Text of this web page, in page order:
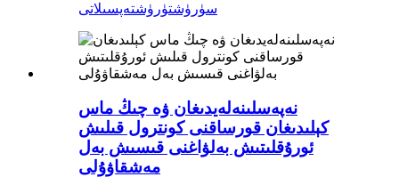
سۈرۈشتۈرۈشتەپسىلاتى
نەپەسلىنەلەيدىغان ۋە چىڭ ماس
كېلىدىغان قورساقنى كونترول قىلىش
ئورۇقلىتىش بەلۋاغنى قىسىش بەل
مەشقاۋۇلى